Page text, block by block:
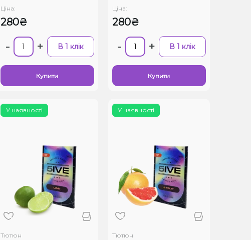
Ціна:
280₴
- + В 1 клік
Купити
Ціна:
280₴
- + В 1 клік
Купити
У наявності
Тютюн
У наявності
Тютюн